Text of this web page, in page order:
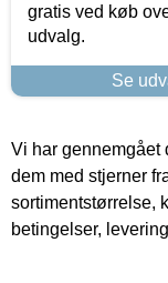
gratis ved køb
udvalg.
Se
Vi har
dem med stjerner
sortimentstørrelse,
betingelser,